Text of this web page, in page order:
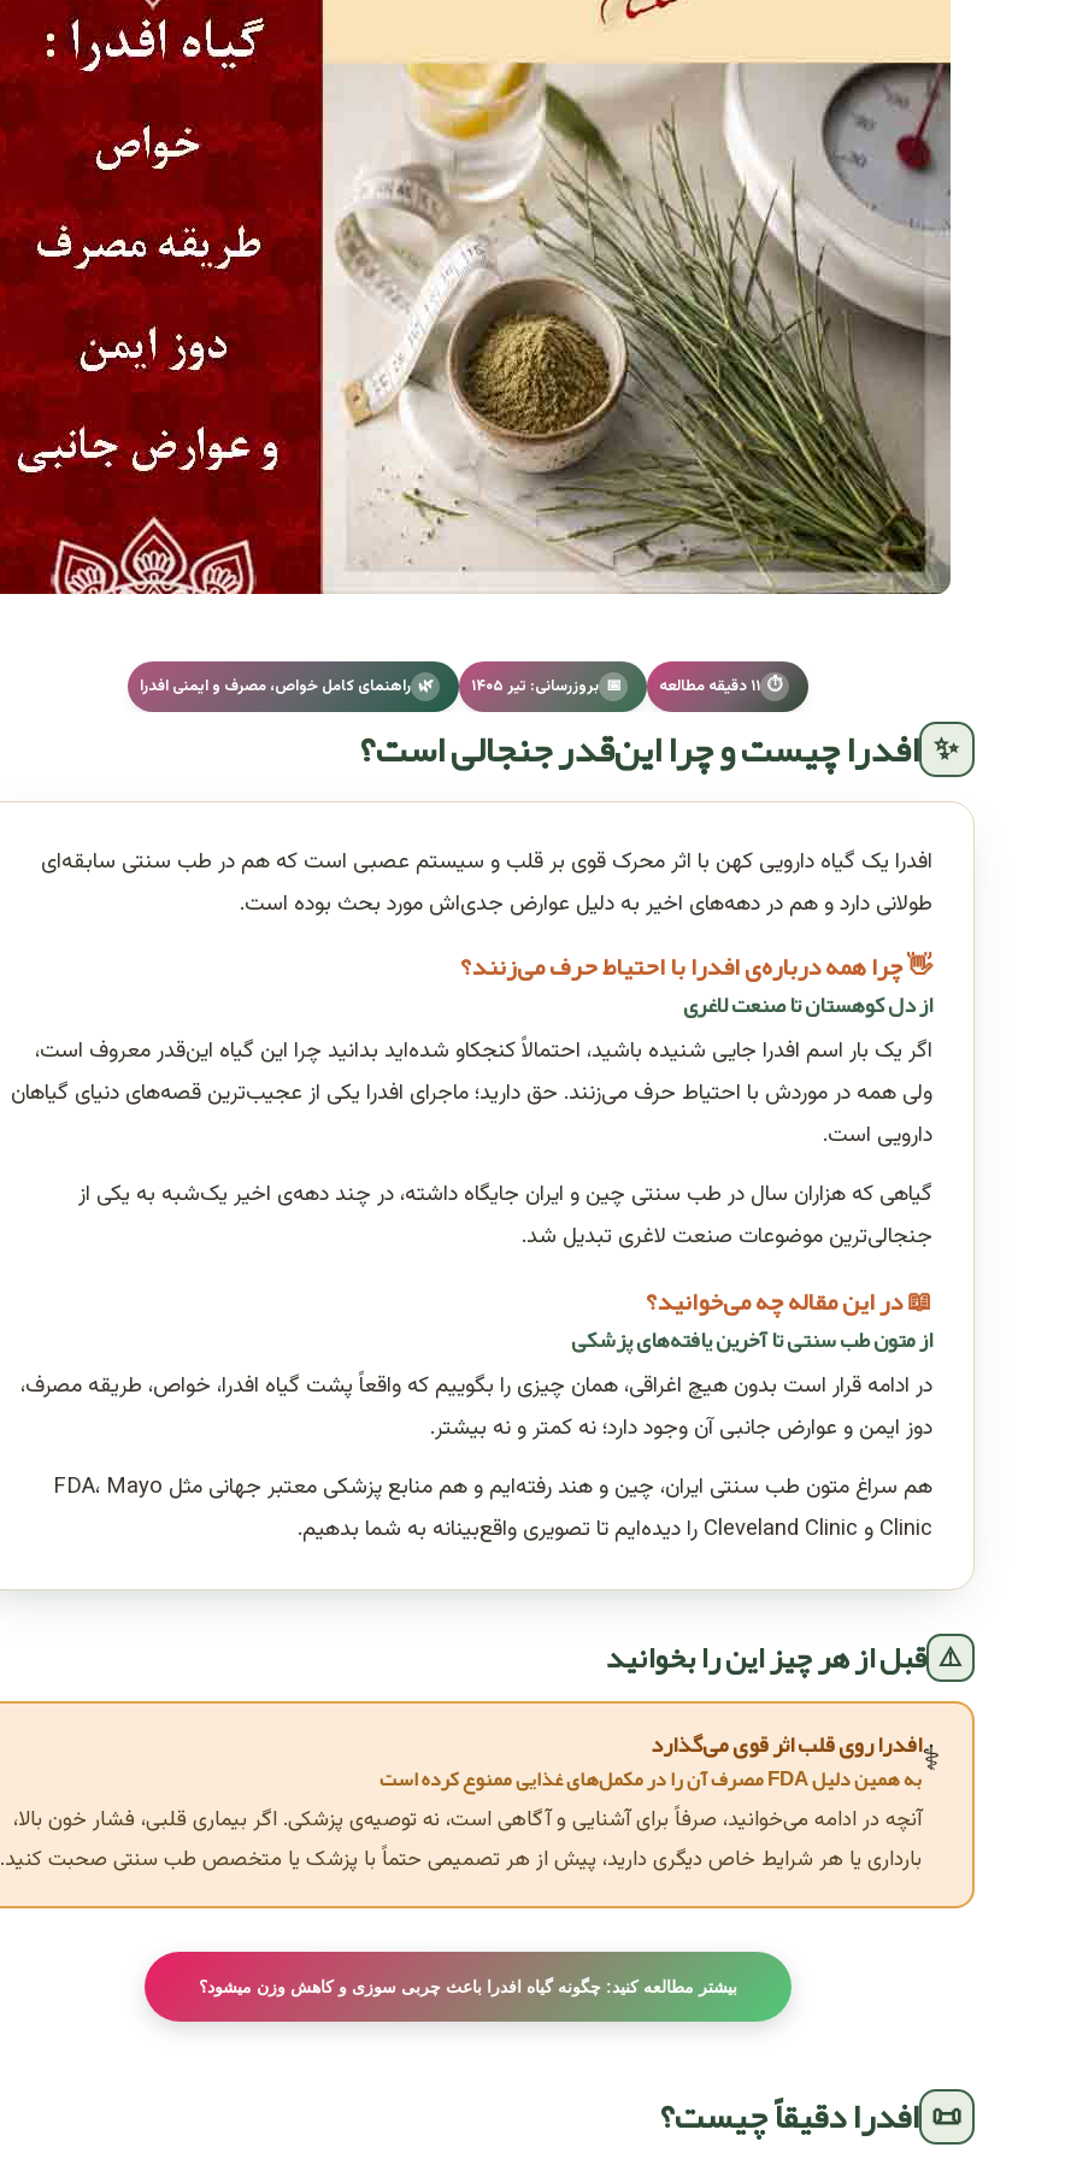
گیاه افدرا: خواص، طریقه مصرف، دوز ایمن و عوارض جانبی
⏱ ۱۱ دقیقه مطالعه 📅 بروزرسانی: تیر ۱۴۰۵ 🌿 راهنمای کامل خواص، مصرف و ایمنی افدرا
✨ افدرا چیست و چرا این‌قدر جنجالی است؟
افدرا یک گیاه دارویی کهن با اثر محرک قوی بر قلب و سیستم عصبی است که هم در طب سنتی سابقه‌ای
طولانی دارد و هم در دهه‌های اخیر به دلیل عوارض جدی‌اش مورد بحث بوده است.
👋 چرا همه درباره‌ی افدرا با احتیاط حرف می‌زنند؟
از دل کوهستان تا صنعت لاغری
اگر یک بار اسم افدرا جایی شنیده باشید، احتمالاً کنجکاو شده‌اید بدانید چرا این گیاه این‌قدر معروف است،
ولی همه در موردش با احتیاط حرف می‌زنند. حق دارید؛ ماجرای افدرا یکی از عجیب‌ترین قصه‌های دنیای گیاهان
دارویی است.
گیاهی که هزاران سال در طب سنتی چین و ایران جایگاه داشته، در چند دهه‌ی اخیر یک‌شبه به یکی از
جنجالی‌ترین موضوعات صنعت لاغری تبدیل شد.
📖 در این مقاله چه می‌خوانید؟
از متون طب سنتی تا آخرین یافته‌های پزشکی
در ادامه قرار است بدون هیچ اغراقی، همان چیزی را بگوییم که واقعاً پشت گیاه افدرا، خواص، طریقه مصرف،
دوز ایمن و عوارض جانبی آن وجود دارد؛ نه کمتر و نه بیشتر.
هم سراغ متون طب سنتی ایران، چین و هند رفته‌ایم و هم منابع پزشکی معتبر جهانی مثل FDA، Mayo
Clinic و Cleveland Clinic را دیده‌ایم تا تصویری واقع‌بینانه به شما بدهیم.
⚠️ قبل از هر چیز این را بخوانید
⚕️افدرا روی قلب اثر قوی می‌گذارد
به همین دلیل FDA مصرف آن را در مکمل‌های غذایی ممنوع کرده است
آنچه در ادامه می‌خوانید، صرفاً برای آشنایی و آگاهی است، نه توصیه‌ی پزشکی. اگر بیماری قلبی، فشار خون بالا،
بارداری یا هر شرایط خاص دیگری دارید، پیش از هر تصمیمی حتماً با پزشک یا متخصص طب سنتی صحبت کنید.
بیشتر مطالعه کنید: چگونه گیاه افدرا باعث چربی سوزی و کاهش وزن میشود؟
📜 افدرا دقیقاً چیست؟